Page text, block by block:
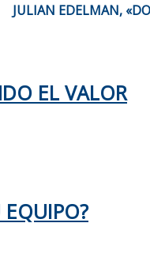
JULIAN EDELMAN,
EL VALOR
EQUIPO?